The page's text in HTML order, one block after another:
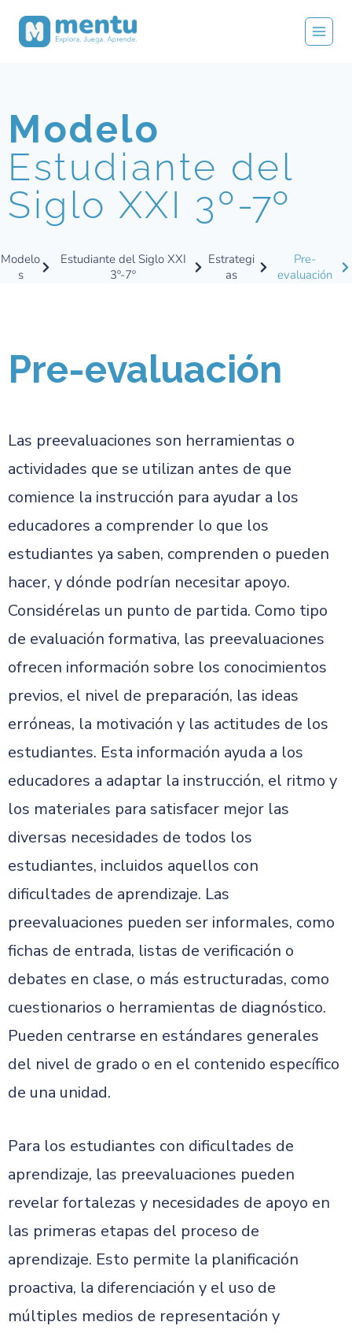
Modelo
Estudiante del
Siglo XXI 3º-7º
Modelo
s
Estudiante del Siglo XXI
3º-7º
Estrategi
as
Pre-
evaluación
Pre-evaluación
Las preevaluaciones son herramientas o
actividades que se utilizan antes de que
comience la instrucción para ayudar a los
educadores a comprender lo que los
estudiantes ya saben, comprenden o pueden
hacer, y dónde podrían necesitar apoyo.
Considérelas un punto de partida. Como tipo
de evaluación formativa, las preevaluaciones
ofrecen información sobre los conocimientos
previos, el nivel de preparación, las ideas
erróneas, la motivación y las actitudes de los
estudiantes. Esta información ayuda a los
educadores a adaptar la instrucción, el ritmo y
los materiales para satisfacer mejor las
diversas necesidades de todos los
estudiantes, incluidos aquellos con
dificultades de aprendizaje. Las
preevaluaciones pueden ser informales, como
fichas de entrada, listas de verificación o
debates en clase, o más estructuradas, como
cuestionarios o herramientas de diagnóstico.
Pueden centrarse en estándares generales
del nivel de grado o en el contenido específico
de una unidad.
Para los estudiantes con dificultades de
aprendizaje, las preevaluaciones pueden
revelar fortalezas y necesidades de apoyo en
las primeras etapas del proceso de
aprendizaje. Esto permite la planificación
proactiva, la diferenciación y el uso de
múltiples medios de representación y